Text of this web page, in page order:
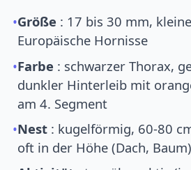
•Größe : 17 bis 30 mm,
Europäische Hornisse
•Farbe : schwarzer Thorax,
dunkler Hinterleib mit
am 4. Segment
•Nest : kugelförmig, 60-80
oft in der Höhe (Dach, Baum)